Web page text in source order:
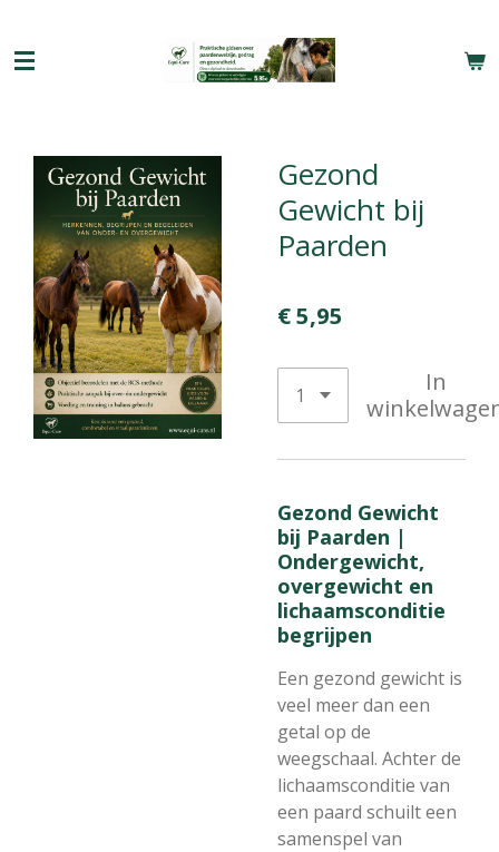
direct
naar
Gezond
Gewicht bij
Paarden
€ 5,95
In
Gezond Gewicht
bij Paarden |
Ondergewicht,
overgewicht en
lichaamsconditie
begrijpen
Een gezond gewicht is
veel meer dan een
getal op de
weegschaal. Achter de
lichaamsconditie van
een paard schuilt een
samenspel van